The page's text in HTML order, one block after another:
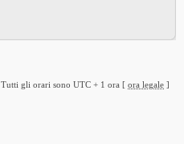
Tutti gli orari sono UTC + 1 ora [ ora legale ]